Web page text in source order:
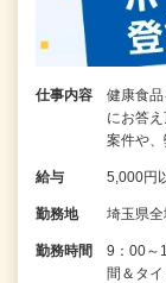
仕事内容
健康食
にお答
案件や
給与 5,000円
勤務地 埼玉県
勤務時間
9：00～
間＆タ